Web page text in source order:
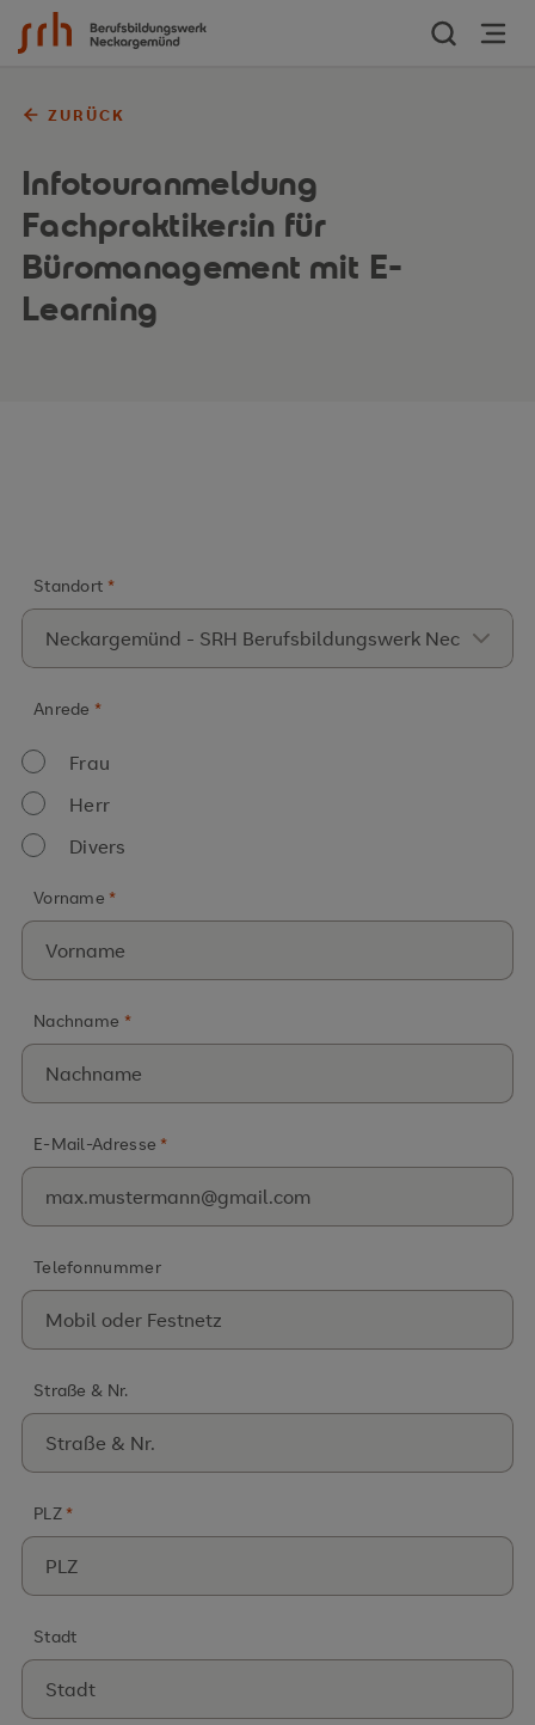
Zum Inhalt springen
ZURÜCK
Infotouranmeldung
Fachpraktiker:in für
Büromanagement mit E-
Learning
Standort *
Anrede *
Frau
Herr
Divers
Vorname *
Nachname *
E-Mail-Adresse *
Telefonnummer
Straße & Nr.
PLZ *
Stadt